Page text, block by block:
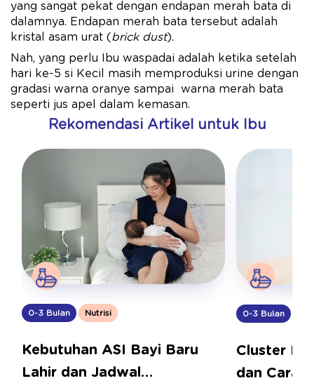
yang sangat pekat dengan endapan merah bata di
dalamnya. Endapan merah bata tersebut adalah
kristal asam urat (brick dust).
Nah, yang perlu Ibu waspadai adalah ketika setelah
hari ke-5 si Kecil masih memproduksi urine dengan
gradasi warna oranye sampai warna merah bata
seperti jus apel dalam kemasan.
Rekomendasi Artikel untuk Ibu
0-3 Bulan Nutrisi
Kebutuhan ASI Bayi Baru
Lahir dan Jadwal
0-3 Bulan
Cluster
dan Cara